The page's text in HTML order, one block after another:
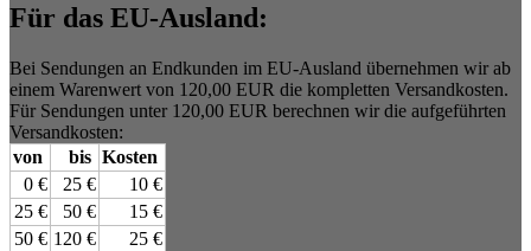
Für das EU-Ausland:
Bei Sendungen an Endkunden im EU-Ausland übernehmen wir ab
einem Warenwert von 120,00 EUR die kompletten Versandkosten.
Für Sendungen unter 120,00 EUR berechnen wir die aufgeführten
Versandkosten:
von
bis Kosten
0 €
25 €
10 €
25 €
50 €
15 €
50 € 120 €
25 €